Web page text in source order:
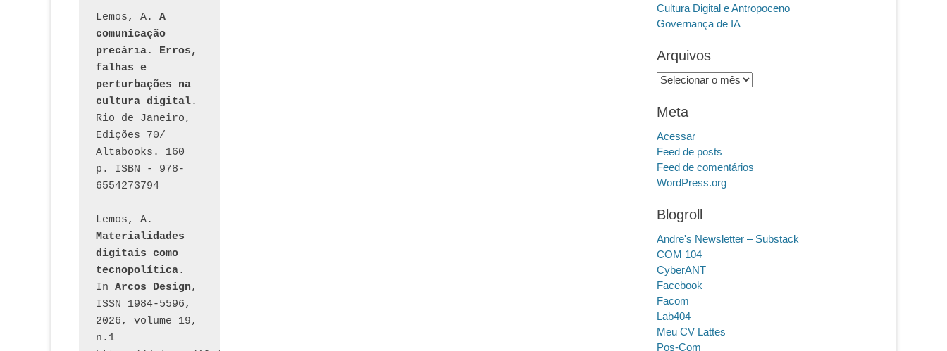
Cultura Digital e Antropoceno
Governança de IA
Arquivos
Arquivos
Meta
Acessar
Feed de posts
Feed de comentários
WordPress.org
Blogroll
Andre's Newsletter – Substack
COM 104
CyberANT
Facebook
Facom
Lab404
Meu CV Lattes
Pos-Com
Lemos, A. A
comunicação
precária. Erros,
falhas e
perturbações na
cultura digital.
Rio de Janeiro,
Edições 70/
Altabooks. 160
p. ISBN - 978-
6554273794
Materialidades
digitais como
tecnopolítica.
In Arcos Design,
ISSN 1984-5596,
2026, volume 19,
n.1